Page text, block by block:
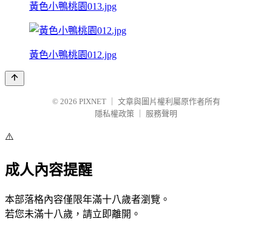
黃色小鴨桃園013.jpg
黃色小鴨桃園012.jpg
© 2026 PIXNET
文章與圖片權利屬原作者所有
隱私權政策
服務聲明
⚠️
成人內容提醒
本部落格內容僅限年滿十八歲者瀏覽。
若您未滿十八歲，請立即離開。